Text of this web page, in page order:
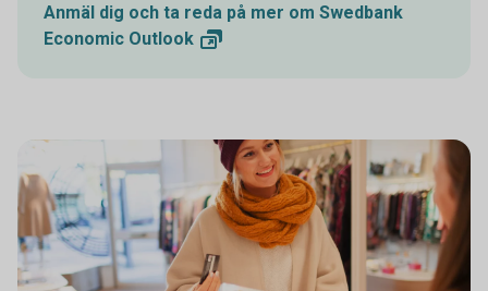
Anmäl dig och ta reda på mer om Swedbank
Economic Outlook